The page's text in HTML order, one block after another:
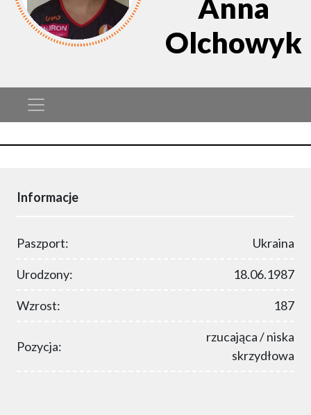
Anna
Olchowyk
Informacje
Paszport: Ukraina
Urodzony: 18.06.1987
Wzrost: 187
Pozycja:
rzucająca / niska
skrzydłowa